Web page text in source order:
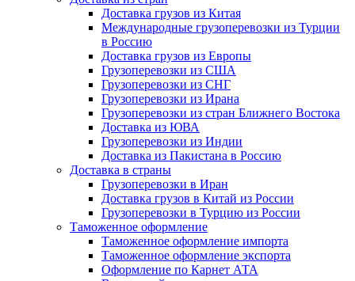
Доставка грузов из Китая
Международные грузоперевозки из Турции
в Россию
Доставка грузов из Европы
Грузоперевозки из США
Грузоперевозки из СНГ
Грузоперевозки из Ирана
Грузоперевозки из стран Ближнего Востока
Доставка из ЮВА
Грузоперевозки из Индии
Доставка из Пакистана в Россию
Доставка в страны
Грузоперевозки в Иран
Доставка грузов в Китай из России
Грузоперевозки в Турцию из России
Таможенное оформление
Таможенное оформление импорта
Таможенное оформление экспорта
Оформление по Карнет АТА